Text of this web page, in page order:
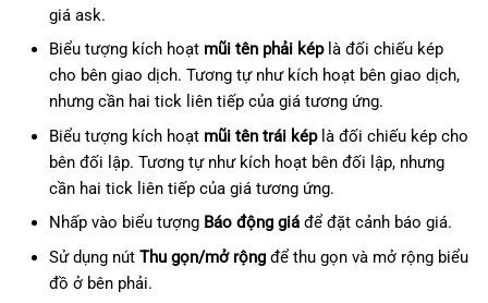
giá ask.
Biểu tượng kích hoạt mũi tên phải képlà đối chiếu kép
cho bên giao dịch. Tương tự như kích hoạt bên giao dịch,
nhưng cần hai tick liên tiếp của giá tương ứng.
Biểu tượng kích hoạt mũi tên trái képlà đối chiếu kép cho
bên đối lập. Tương tự như kích hoạt bên đối lập, nhưng
cần hai tick liên tiếp của giá tương ứng.
Nhấp vào biểu tượng Báo động giáđể đặt cảnh báo giá.
Sử dụng nút Thu gọn/mở rộngđể thu gọn và mở rộng biểu
đồ ở bên phải.